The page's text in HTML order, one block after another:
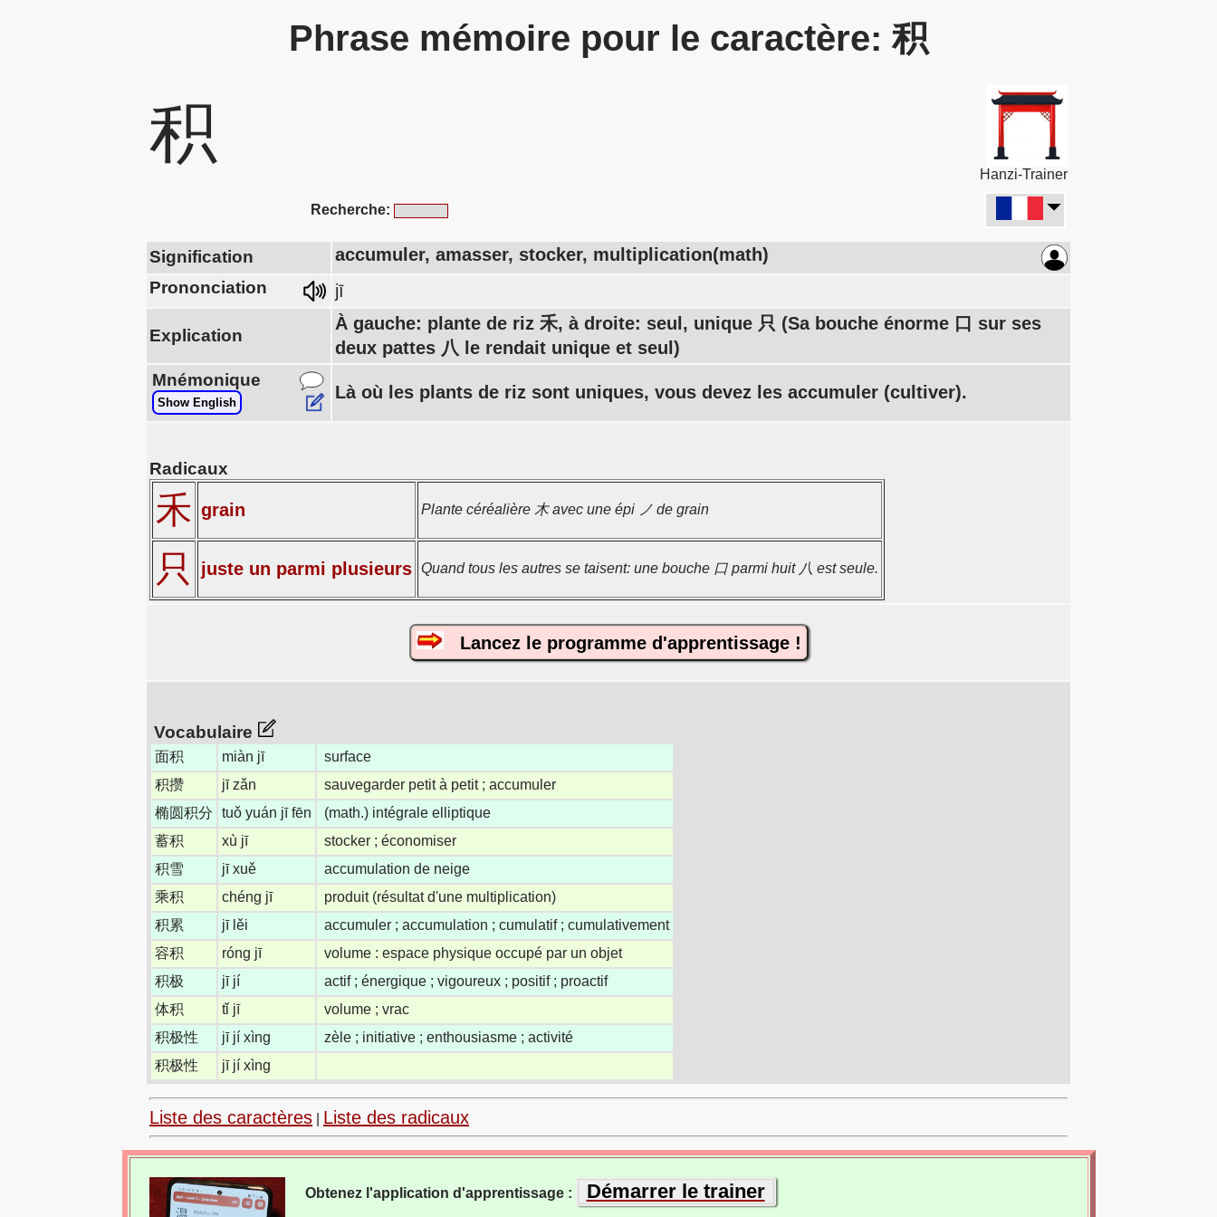
Phrase mémoire pour le caractère: 积
积
Hanzi-Trainer
Recherche:
Signification accumuler, amasser, stocker, multiplication(math)
Prononciation jī
Explication
À gauche: plante de riz 禾, à droite: seul, unique 只 (Sa bouche énorme 口 sur ses
deux pattes 八 le rendait unique et seul)
Mnémonique
Show English
Là où les plants de riz sont uniques, vous devez les accumuler (cultiver).
Radicaux
禾 grain Plante céréalière 木 avec une épi ノ de grain
只 juste un parmi plusieurs Quand tous les autres se taisent: une bouche 口 parmi huit 八 est seule.
Lancez le programme d'apprentissage !
Vocabulaire
面积 miàn jī
surface
积攒
jī zǎn
sauvegarder petit à petit ; accumuler
椭圆积分
tuǒ yuán jī fēn
(math.) intégrale elliptique
蓄积
xù jī
stocker ; économiser
积雪
jī xuě
accumulation de neige
乘积
chéng jī
produit (résultat d'une multiplication)
积累
jī lěi
accumuler ; accumulation ; cumulatif ; cumulativement
容积
róng jī
volume : espace physique occupé par un objet
积极
jī jí
actif ; énergique ; vigoureux ; positif ; proactif
体积
tǐ jī
volume ; vrac
积极性
jī jí xìng
zèle ; initiative ; enthousiasme ; activité
积极性
jī jí xìng
Liste des caractères Liste des radicaux
Obtenez l'application d'apprentissage : Démarrer le trainer